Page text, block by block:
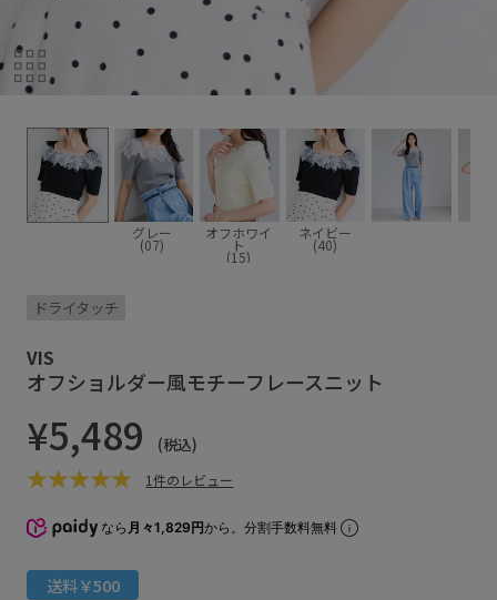
グレー
(07)
オフホワイ
ト
(15)
ネイビー
(40)
ドライタッチ
VIS
オフショルダー風モチーフレースニット
¥5,489 (税込)
1件のレビュー
なら 月々1,829円から。分割手数料無料
送料￥500